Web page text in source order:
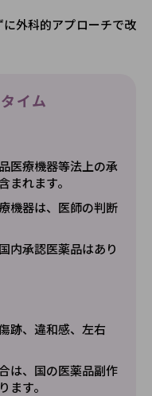
外科的アプローチで改
イム
医療機器等法上の承
まれます。
機器は、医師の判断
内承認医薬品はあり
跡、違和感、左右
は、国の医薬品副作
ます。